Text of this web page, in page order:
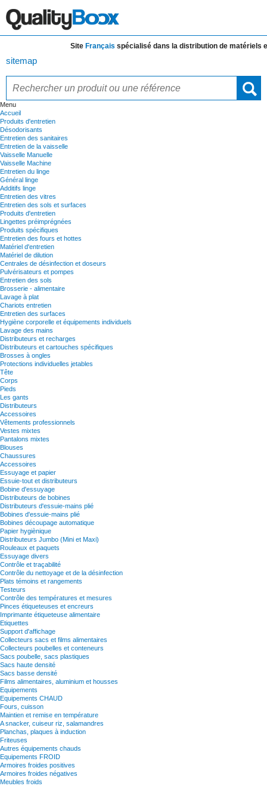
SiteFrançaisspécialisé dans la distribution dematériels et
sitemap
Menu
Accueil
Produits d'entretien
Désodorisants
Entretien des sanitaires
Entretien de la vaisselle
Vaisselle Manuelle
Vaisselle Machine
Entretien du linge
Général linge
Additifs linge
Entretien des vitres
Entretien des sols et surfaces
Produits d'entretien
Lingettes préimprégnées
Produits spécifiques
Entretien des fours et hottes
Matériel d'entretien
Matériel de dilution
Centrales de désinfection et doseurs
Pulvérisateurs et pompes
Entretien des sols
Brosserie - alimentaire
Lavage à plat
Chariots entretien
Entretien des surfaces
Hygiène corporelle et équipements individuels
Lavage des mains
Distributeurs et recharges
Distributeurs et cartouches spécifiques
Brosses à ongles
Protections individuelles jetables
Tête
Corps
Pieds
Les gants
Distributeurs
Accessoires
Vêtements professionnels
Vestes mixtes
Pantalons mixtes
Blouses
Chaussures
Accessoires
Essuyage et papier
Essuie-tout et distributeurs
Bobine d'essuyage
Distributeurs de bobines
Distributeurs d'essuie-mains plié
Bobines d'essuie-mains plié
Bobines découpage automatique
Papier hygiènique
Distributeurs Jumbo (Mini et Maxi)
Rouleaux et paquets
Essuyage divers
Contrôle et traçabilité
Contrôle du nettoyage et de la désinfection
Plats témoins et rangements
Testeurs
Contrôle des températures et mesures
Pinces étiqueteuses et encreurs
Imprimante étiqueteuse alimentaire
Etiquettes
Support d'affichage
Collecteurs sacs et films alimentaires
Collecteurs poubelles et conteneurs
Sacs poubelle, sacs plastiques
Sacs haute densité
Sacs basse densité
Films alimentaires, aluminium et housses
Equipements
Equipements CHAUD
Fours, cuisson
Maintien et remise en température
A snacker, cuiseur riz, salamandres
Planchas, plaques à induction
Friteuses
Autres équipements chauds
Equipements FROID
Armoires froides positives
Armoires froides négatives
Meubles froids